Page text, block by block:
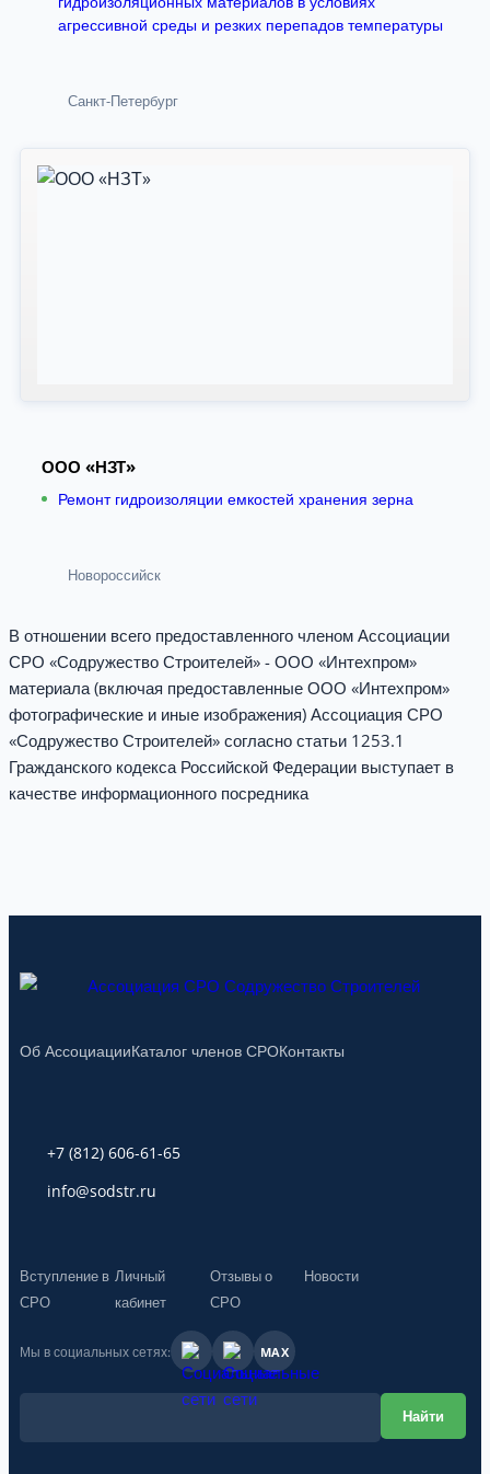
агрессивной среды и резких перепадов температуры
Санкт-Петербург
ООО «НЗТ»
Ремонт гидроизоляции емкостей хранения зерна
Новороссийск
В отношении всего предоставленного членом Ассоциации
СРО «Содружество Строителей» - ООО «Интехпром»
материала (включая предоставленные ООО «Интехпром»
фотографические и иные изображения) Ассоциация СРО
«Содружество Строителей» согласно статьи 1253.1
Гражданского кодекса Российской Федерации выступает в
качестве информационного посредника
Об АссоциацииКаталог членов СРОКонтакты
+7 (812) 606-61-65
info@sodstr.ru
Вступление в
СРО
Личный
кабинет
Отзывы о
СРО
Новости
Мы в социальных сетях: MAX